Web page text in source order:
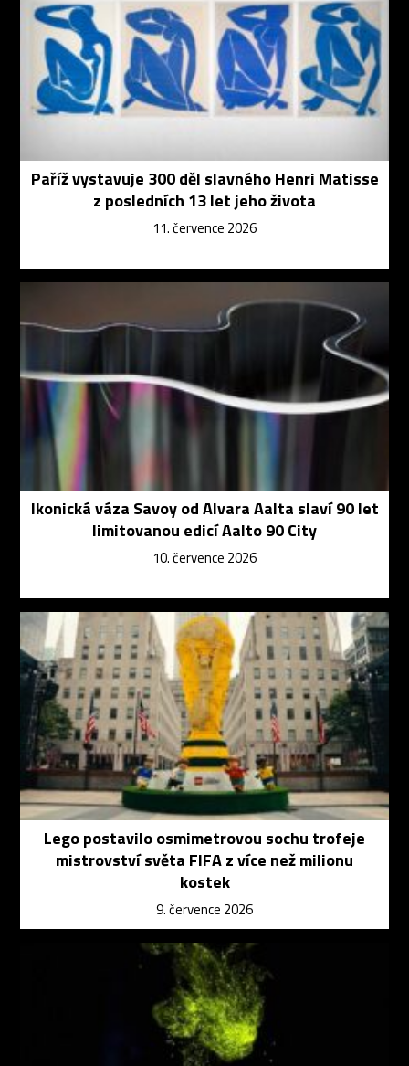
Paříž vystavuje 300 děl slavného Henri Matisse
z posledních 13 let jeho života
11. července 2026
Ikonická váza Savoy od Alvara Aalta slaví 90 let
limitovanou edicí Aalto 90 City
10. července 2026
Lego postavilo osmimetrovou sochu trofeje
mistrovství světa FIFA z více než milionu
kostek
9. července 2026